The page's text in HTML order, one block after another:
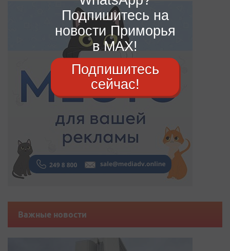
Важные новости
Подпишитесь на
новости Приморья
в MAX!
Подпишитесь
сейчас!